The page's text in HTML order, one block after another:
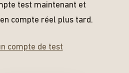
test maintenant et
compte réel plus tard.
compte de test